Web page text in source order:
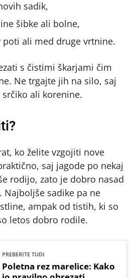
sadik,
šibke ali bolne,
ali med druge vrtnine.
s čistimi škarjami čim
Ne trgajte jih na silo, saj
ali korenine.
ko želite vzgojiti nove
saj jagode po nekaj
rodijo, zato je dobro nasad
sadike pa ne
ampak od tistih, ki so
letos dobro rodile.
PREBERITE TUDI
Poletna rez marelice: Kako